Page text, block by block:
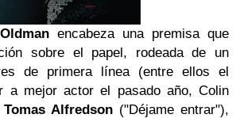
encabeza una premisa que
sobre el papel, rodeada de un
de primera línea (entre ellos el
a mejor actor el pasado año, Colin
Tomas Alfredson ("Déjame entrar"),